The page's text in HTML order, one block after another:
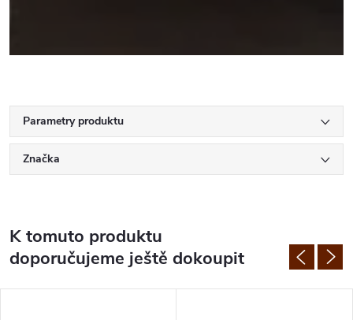
Parametry produktu
Značka
K tomuto produktu
doporučujeme ještě dokoupit